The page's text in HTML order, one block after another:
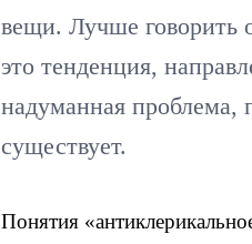
вещи. Лучше говорить
это тенденция,
надуманная проблема,
существует.
Понятия